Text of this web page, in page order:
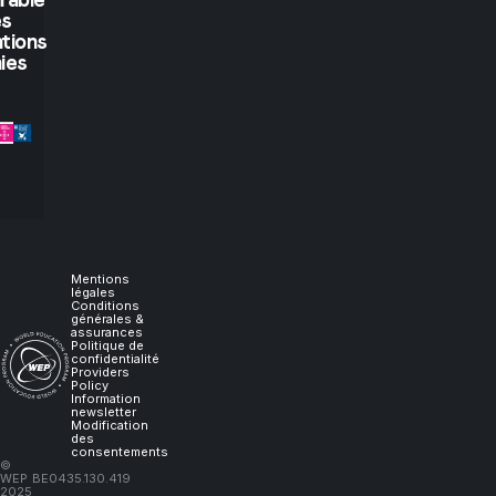
Mentions
légales
Conditions
générales &
assurances
Politique de
confidentialité
Providers
Policy
Information
newsletter
Modification
des
consentements
©
WEP
2025
BE0435.130.419
you
let
me
will
learn."
Lao